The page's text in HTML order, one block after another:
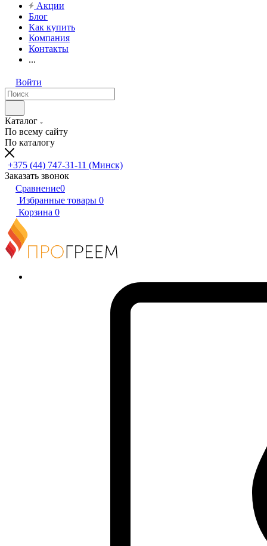
Акции
Блог
Как купить
Компания
Контакты
...
Войти
Каталог
По всему сайту
По каталогу
+375 (44) 747-31-11 (Минск)
Заказать звонок
Сравнение0
Избранные товары 0
Корзина 0